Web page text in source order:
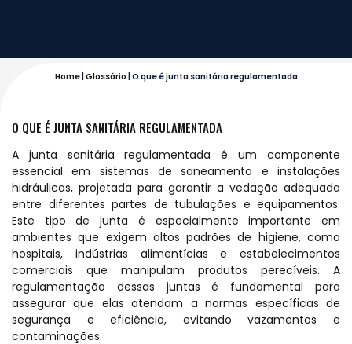
Home| Glossário O que é junta sanitária regulamentada
O QUE É JUNTA SANITÁRIA REGULAMENTADA
A junta sanitária regulamentada é um componente
essencial em sistemas de saneamento e instalações
hidráulicas, projetada para garantir a vedação adequada
entre diferentes partes de tubulações e equipamentos.
Este tipo de junta é especialmente importante em
ambientes que exigem altos padrões de higiene, como
hospitais, indústrias alimentícias e estabelecimentos
comerciais que manipulam produtos perecíveis. A
regulamentação dessas juntas é fundamental para
assegurar que elas atendam a normas específicas de
segurança e eficiência, evitando vazamentos e
contaminações.